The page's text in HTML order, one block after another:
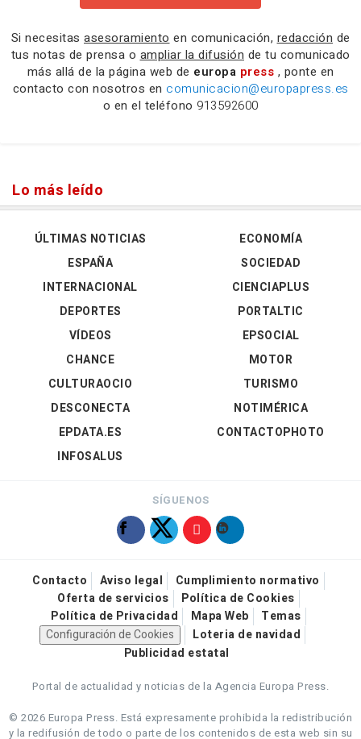
Si necesitas asesoramiento en comunicación, redacción de
tus notas de prensa o ampliar la difusión de tu comunicado
más allá de la página web de europa press , ponte en
contacto con nosotros en comunicacion@europapress.es
o en el teléfono 913592600
Lo más leído
ÚLTIMAS NOTICIAS
ESPAÑA
INTERNACIONAL
DEPORTES
VÍDEOS
ECONOMÍA
SOCIEDAD
CIENCIAPLUS
PORTALTIC
EPSOCIAL
CHANCE
CULTURAOCIO
DESCONECTA
EPDATA.ES
INFOSALUS
MOTOR
TURISMO
NOTIMÉRICA
CONTACTOPHOTO
SÍGUENOS
Contacto Aviso legal
Cumplimiento normativo
Oferta de servicios
Política de Cookies
Política de Privacidad
Mapa Web
Temas
Configuración de Cookies
Loteria de navidad
Publicidad estatal
Portal de actualidad y noticias de la Agencia Europa Press.
© 2026 Europa Press. Está expresamente prohibida la redistribución
y la redifusión de todo o parte de los contenidos de esta web sin su